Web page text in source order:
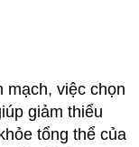
mạch, việc chọn
giảm thiểu
tổng thể của